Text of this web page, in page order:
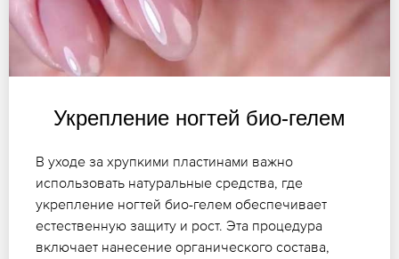
Укрепление ногтей био-гелем
В уходе за хрупкими пластинами важно
использовать натуральные средства, где
укрепление ногтей био-гелем обеспечивает
естественную защиту и рост. Эта процедура
включает нанесение органического состава,